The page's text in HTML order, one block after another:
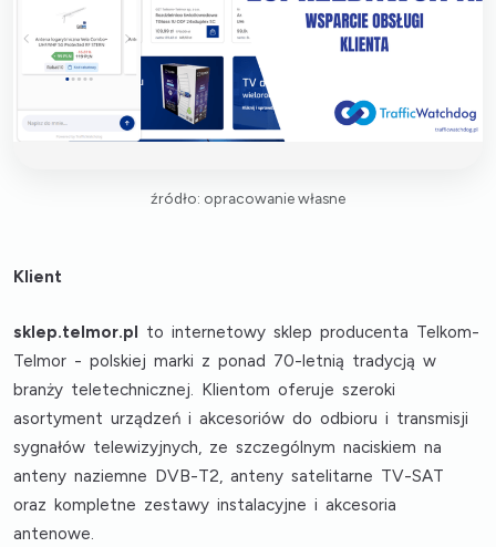
źródło: opracowanie własne
Klient
sklep.telmor.pl to internetowy sklep producenta Telkom-
Telmor - polskiej marki z ponad 70-letnią tradycją w
branży teletechnicznej. Klientom oferuje szeroki
asortyment urządzeń i akcesoriów do odbioru i transmisji
sygnałów telewizyjnych, ze szczególnym naciskiem na
anteny naziemne DVB-T2, anteny satelitarne TV-SAT
oraz kompletne zestawy instalacyjne i akcesoria
antenowe.